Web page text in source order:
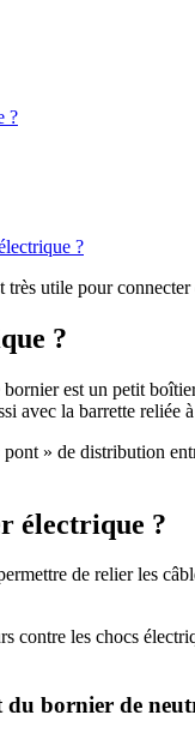
?
?
utile pour
?
est un petit
avec la barrette reliée
» de distribution
électrique ?
de relier les
contre les chocs
du bornier de